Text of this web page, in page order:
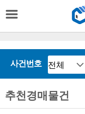
사건번호
추천경매물건